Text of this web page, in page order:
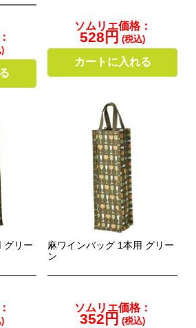
ソムリエ価格：
528円 (税込)
カートに入れる
グリー
麻ワインバッグ 1本用 グリー
ン
ソムリエ価格：
352円 (税込)